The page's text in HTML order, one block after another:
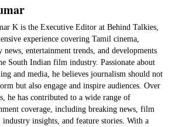
K is the Executive Editor at Behind Talkies,
experience covering Tamil cinema,
news, entertainment trends, and developments
South Indian film industry. Passionate about
and media, he believes journalism should not
but also engage and inspire audiences. Over
he has contributed to a wide range of
coverage, including breaking news, film
industry insights, and feature stories. With a